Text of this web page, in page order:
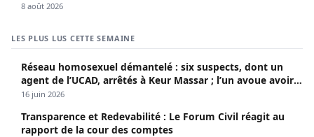
8 août 2026
LES PLUS LUS CETTE SEMAINE
Réseau homosexuel démantelé : six suspects, dont un
agent de l’UCAD, arrêtés à Keur Massar ; l’un avoue avoir
propagé le VIH depuis 2018
16 juin 2026
Transparence et Redevabilité : Le Forum Civil réagit au
rapport de la cour des comptes